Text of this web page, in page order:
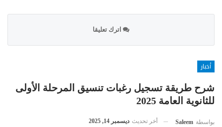
اترك تعليقا
أخبار
شرح طريقة تسجيل رغبات تنسيق المرحلة الأولى
للثانوية العامة 2025
بواسطة Saleem أخر تحديث ديسمبر 14, 2025